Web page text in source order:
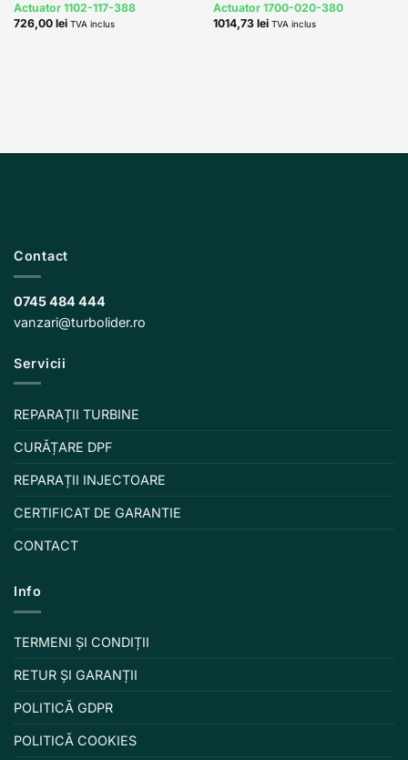
Actuator 1102-117-388
726,00 lei TVA inclus
Actuator 1700-020-380
1014,73 lei TVA inclus
Contact
0745 484 444
vanzari@turbolider.ro
Servicii
REPARAȚII TURBINE
CURĂȚARE DPF
REPARAȚII INJECTOARE
CERTIFICAT DE GARANTIE
CONTACT
Info
TERMENI ȘI CONDIȚII
RETUR ȘI GARANȚII
POLITICĂ GDPR
POLITICĂ COOKIES